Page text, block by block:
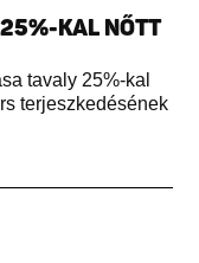
KAL NŐTT
tavaly 25%-kal
terjeszkedésének